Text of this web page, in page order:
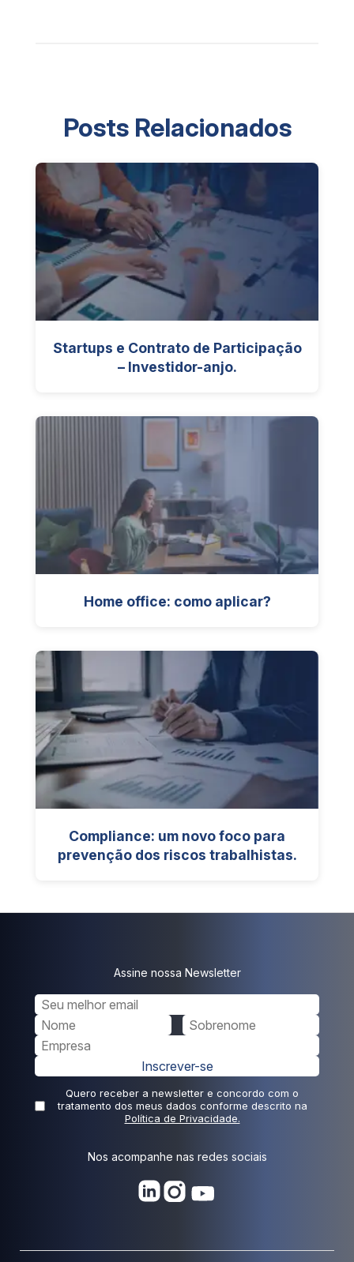
Posts Relacionados
Startups e Contrato de Participação
– Investidor-anjo.
Home office: como aplicar?
Compliance: um novo foco para
prevenção dos riscos trabalhistas.
Assine nossa Newsletter
Inscrever-se
Quero receber a newsletter e concordo com o
tratamento dos meus dados conforme descrito na
Política de Privacidade.
Nos acompanhe nas redes sociais